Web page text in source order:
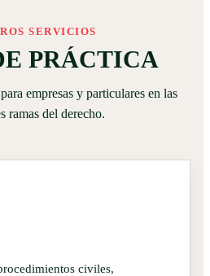
SERVICIOS
PRÁCTICA
empresas y particulares en las
ramas del derecho.
civiles,